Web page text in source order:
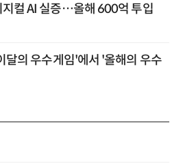
지컬 AI 실증…올해 600억 투입
달의 우수게임'에서 '올해의 우수